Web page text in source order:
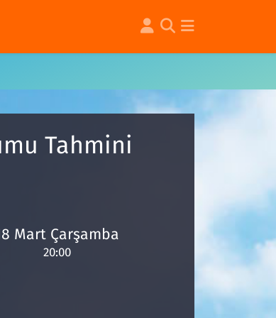
Tahmini
Mart Çarşamba
20:00